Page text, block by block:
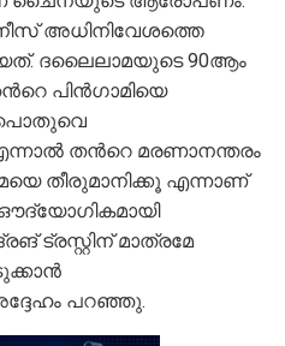
അധിനിവേശത്തെ
ദലൈലാമയുടെ 90ആം
പിൻഗാമിയെ
പൊതുവെ
എന്നാൽ തന്‍റെ മരണാനന്തരം
തീരുമാനിക്കൂ എന്നാണ്
ഔദ്യോഗികമായി
ട്രസ്റ്റിന് മാത്രമേ
പറഞ്ഞു.